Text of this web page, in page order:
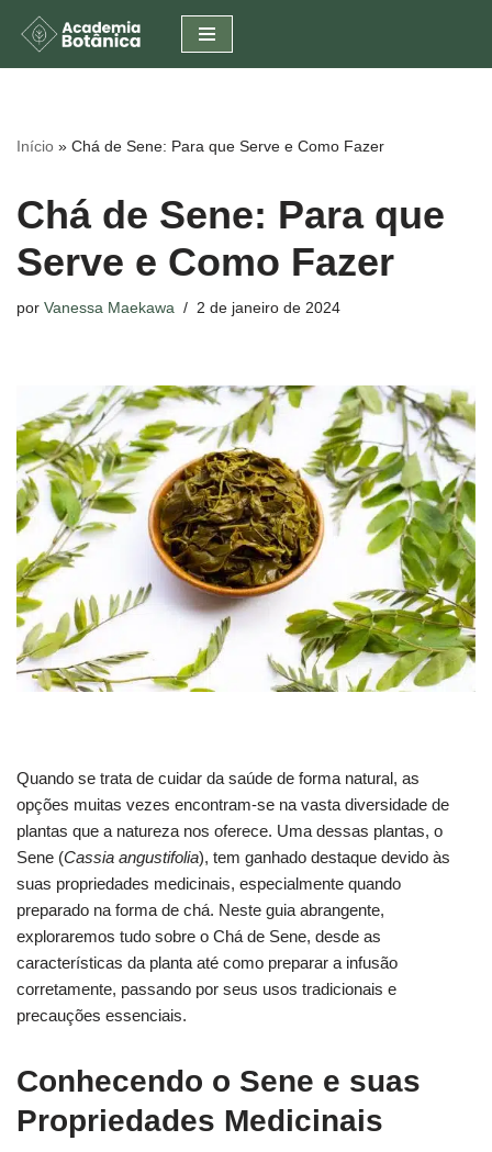
Pular
conteúdo
Início » Chá de Sene: Para que Serve e Como Fazer
Chá de Sene: Para que
Serve e Como Fazer
por Vanessa Maekawa 2 de janeiro de 2024
Quando se trata de cuidar da saúde de forma natural, as
opções muitas vezes encontram-se na vasta diversidade de
plantas que a natureza nos oferece. Uma dessas plantas, o
Sene (Cassia angustifolia), tem ganhado destaque devido às
suas propriedades medicinais, especialmente quando
preparado na forma de chá. Neste guia abrangente,
exploraremos tudo sobre o Chá de Sene, desde as
características da planta até como preparar a infusão
corretamente, passando por seus usos tradicionais e
precauções essenciais.
Conhecendo o Sene e suas
Propriedades Medicinais